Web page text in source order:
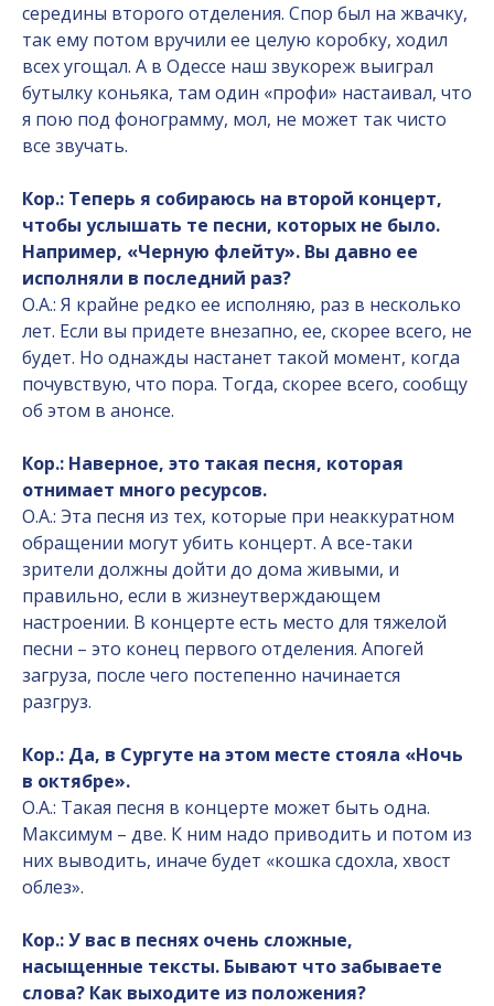
середины второго отделения. Спор был на жвачку,
так ему потом вручили ее целую коробку, ходил
всех угощал. А в Одессе наш звукореж выиграл
бутылку коньяка, там один «профи» настаивал, что
я пою под фонограмму, мол, не может так чисто
все звучать.
Кор.: Теперь я собираюсь на второй концерт,
чтобы услышать те песни, которых не было.
Например, «Черную флейту». Вы давно ее
исполняли в последний раз?
О.А.: Я крайне редко ее исполняю, раз в несколько
лет. Если вы придете внезапно, ее, скорее всего, не
будет. Но однажды настанет такой момент, когда
почувствую, что пора. Тогда, скорее всего, сообщу
об этом в анонсе.
Кор.: Наверное, это такая песня, которая
отнимает много ресурсов.
О.А.: Эта песня из тех, которые при неаккуратном
обращении могут убить концерт. А все-таки
зрители должны дойти до дома живыми, и
правильно, если в жизнеутверждающем
настроении. В концерте есть место для тяжелой
песни – это конец первого отделения. Апогей
загруза, после чего постепенно начинается
разгруз.
Кор.: Да, в Сургуте на этом месте стояла «Ночь
в октябре».
О.А.: Такая песня в концерте может быть одна.
Максимум – две. К ним надо приводить и потом из
них выводить, иначе будет «кошка сдохла, хвост
облез».
Кор.: У вас в песнях очень сложные,
насыщенные тексты. Бывают что забываете
слова? Как выходите из положения?